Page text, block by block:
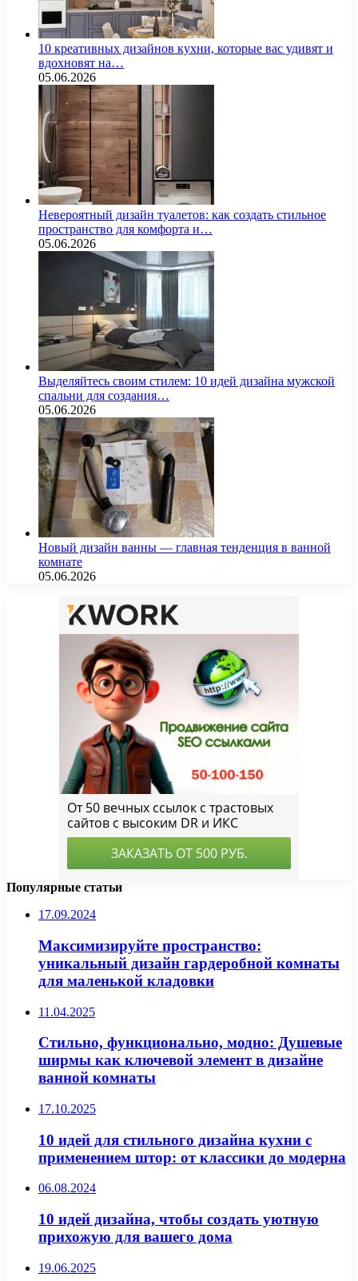
10 креативных дизайнов кухни, которые вас удивят и
вдохновят на…
05.06.2026
Невероятный дизайн туалетов: как создать стильное
пространство для комфорта и…
05.06.2026
Выделяйтесь своим стилем: 10 идей дизайна мужской
спальни для создания…
05.06.2026
Новый дизайн ванны — главная тенденция в ванной
комнате
05.06.2026
Популярные статьи
17.09.2024
Максимизируйте пространство:
уникальный дизайн гардеробной комнаты
для маленькой кладовки
11.04.2025
Стильно, функционально, модно: Душевые
ширмы как ключевой элемент в дизайне
ванной комнаты
17.10.2025
10 идей для стильного дизайна кухни с
применением штор: от классики до модерна
06.08.2024
10 идей дизайна, чтобы создать уютную
прихожую для вашего дома
19.06.2025